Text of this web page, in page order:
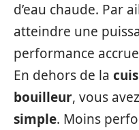
d’eau chaude. Par
atteindre une
performance
En dehors de la
bouilleur, vous
simple. Moins